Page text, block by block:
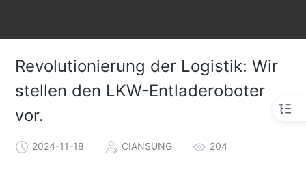
Revolutionierung der Logistik: Wir
stellen den LKW-Entladeroboter
vor.
2024-11-18 CIANSUNG 204